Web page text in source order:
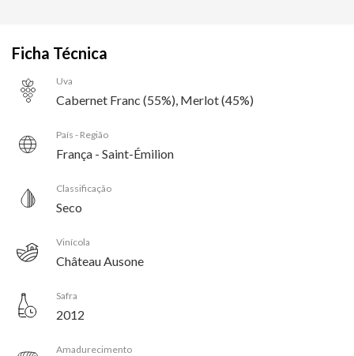
Ficha Técnica
Uva
Cabernet Franc (55%), Merlot (45%)
País - Região
França - Saint-Émilion
Classificação
Seco
Vinícola
Château Ausone
Safra
2012
Amadurecimento